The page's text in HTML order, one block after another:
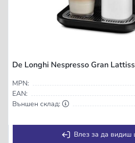
De Longhi Nespresso Gran
MPN:
EAN:
Външен склад:
Влез за да видиш